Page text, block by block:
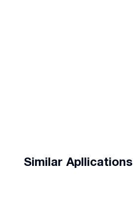
Similar Apllications